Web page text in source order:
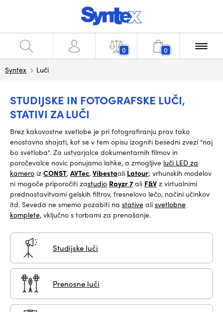
0 0
Syntex Luči
STUDIJSKE IN FOTOGRAFSKE LUČI,
STATIVI ZA LUČI
Brez kakovostne svetlobe je pri fotografiranju prav tako
enostavno shajati, kot se v tem opisu izogniti besedni zvezi "naj
bo svetloba". Za ustvarjalce dokumentarnih filmov in
poročevalce novic ponujamo lahke, a zmogljive luči LED za
kamero iz CONST, AVTec, Vibestaali Latour; vrhunskih modelov
ni mogoče priporočiti zastudio Rayzr 7 ali F&V z virtualnimi
prednastavitvami gelskih filtrov, fresnelovo lečo, načini učinkov
itd. Seveda ne smemo pozabiti na stative ali svetlobne
komplete, vključno s torbami za prenašanje.
Studijske luči
Prenosne luči